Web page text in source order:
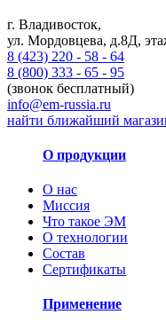
г. Владивосток,
ул. Мордовцева, д.8Д,
8 (423) 220 - 58 - 64
8 (800) 333 - 65 - 95
(звонок бесплатный)
info@em-russia.ru
найти ближайший
О продукции
О нас
Миссия
Что такое ЭМ
О технологии
Состав
Сертификаты
Применение